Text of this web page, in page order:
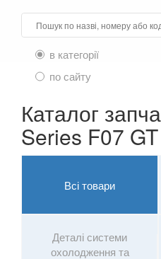
i3 l01
i8 l12/l15
X1 I E84
X1 II F48
X2 F39
X3 II F25
X3M III F97
в категорії
по сайту
Каталог
Series F07 GT
Всі товари
Деталі системи
охолодження та